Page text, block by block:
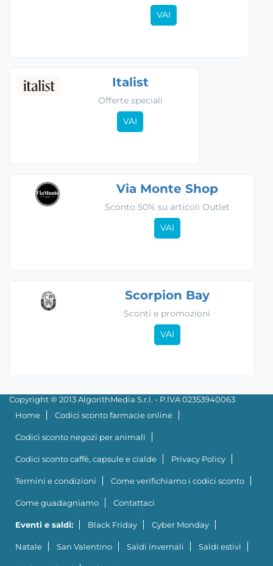
VAI
Italist
Offerte speciali
VAI
Via Monte Shop
Sconto 50% su articoli Outlet
VAI
Scorpion Bay
Sconti e promozioni
VAI
Copyright ® 2013 AlgorithMedia S.r.l. - P.IVA 02353940063
Home
Codici sconto farmacie online
Codici sconto negozi per animali
Codici sconto caffè, capsule e cialde Privacy Policy
Termini e condizioni Come verifichiamo i codici sconto
Come guadagniamo Contattaci
Eventi e saldi: Black Friday Cyber Monday
Natale San Valentino Saldi invernali Saldi estivi